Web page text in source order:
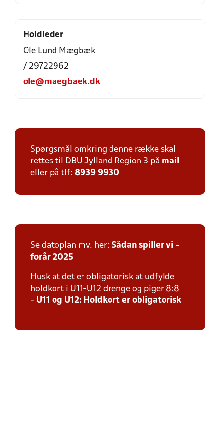
Holdleder
Ole Lund Mægbæk
/ 29722962
ole@maegbaek.dk
Spørgsmål omkring denne række skal
rettes til DBU Jylland Region 3 på mail
eller på tlf: 8939 9930
Se datoplan mv. her: Sådan spiller vi -
forår 2025
Husk at det er obligatorisk at udfylde
holdkort i U11-U12 drenge og piger 8:8
- U11 og U12: Holdkort er obligatorisk